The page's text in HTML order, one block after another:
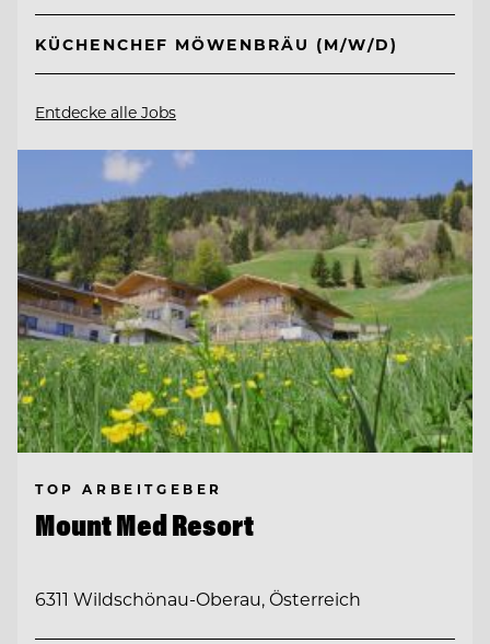
KÜCHENCHEF MÖWENBRÄU (M/W/D)
Entdecke alle Jobs
TOP ARBEITGEBER
Mount Med Resort
6311 Wildschönau-Oberau, Österreich